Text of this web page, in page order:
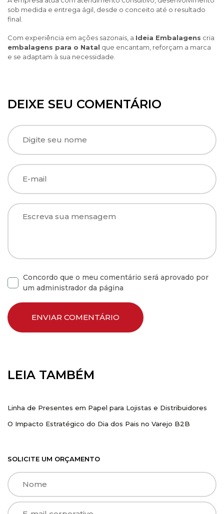
sob medida e entrega ágil, desde o conceito até o resultado
final.
Com experiência em ações sazonais, a Ideia Embalagens cria
embalagens para o Natal que encantam, reforçam a marca
e se adaptam à sua necessidade.
DEIXE SEU COMENTÁRIO
Concordo que o meu comentário será aprovado por
um administrador da página
LEIA TAMBÉM
Linha de presentes
Linha de Presentes em Papel para Lojistas e Distribuidores
O Impacto Estratégico do Dia dos Pais no Varejo B2B
SOLICITE UM ORÇAMENTO